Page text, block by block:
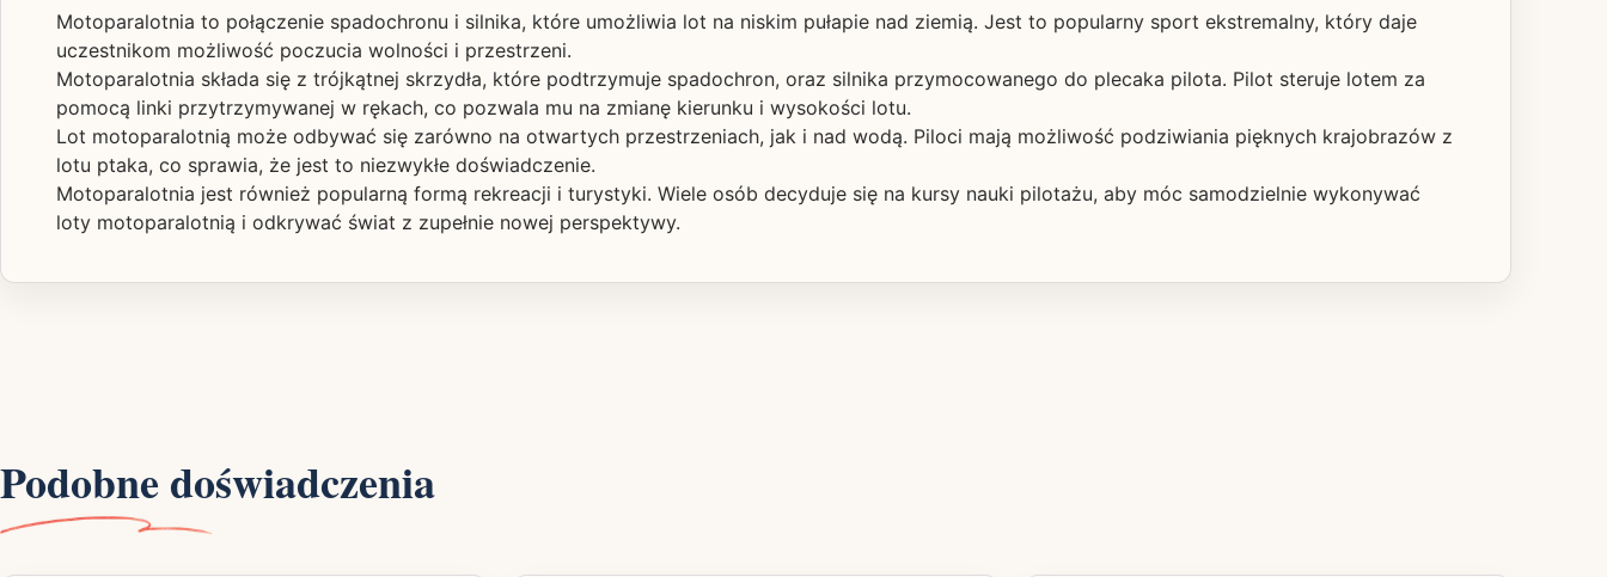
Motoparalotnia to połączenie spadochronu i silnika, które umożliwia lot na niskim pułapie nad ziemią. Jest to popularny sport ekstremalny, który daje
uczestnikom możliwość poczucia wolności i przestrzeni.
Motoparalotnia składa się z trójkątnej skrzydła, które podtrzymuje spadochron, oraz silnika przymocowanego do plecaka pilota. Pilot steruje lotem za
pomocą linki przytrzymywanej w rękach, co pozwala mu na zmianę kierunku i wysokości lotu.
Lot motoparalotnią może odbywać się zarówno na otwartych przestrzeniach, jak i nad wodą. Piloci mają możliwość podziwiania pięknych krajobrazów z
lotu ptaka, co sprawia, że jest to niezwykłe doświadczenie.
Motoparalotnia jest również popularną formą rekreacji i turystyki. Wiele osób decyduje się na kursy nauki pilotażu, aby móc samodzielnie wykonywać
loty motoparalotnią i odkrywać świat z zupełnie nowej perspektywy.
Podobne doświadczenia